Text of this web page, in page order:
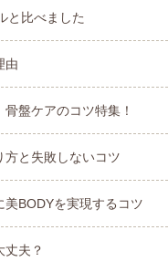
と比べました
由
盤ケアのコツ特集！
方と失敗しないコツ
BODYを実現するコツ
丈夫？